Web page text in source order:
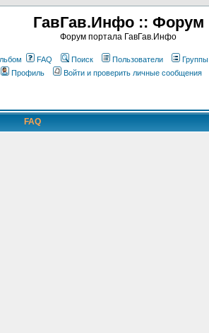
ГавГав.Инфо :: Форум
Форум портала ГавГав.Инфо
FAQ Поиск Пользователи Группы
Профиль
Войти и проверить личные сообщения
FAQ